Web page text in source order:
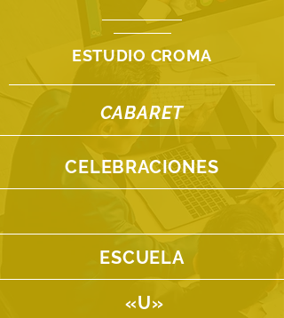
ESTUDIO CROMA
CABARET
CELEBRACIONES
ESCUELA
«U»